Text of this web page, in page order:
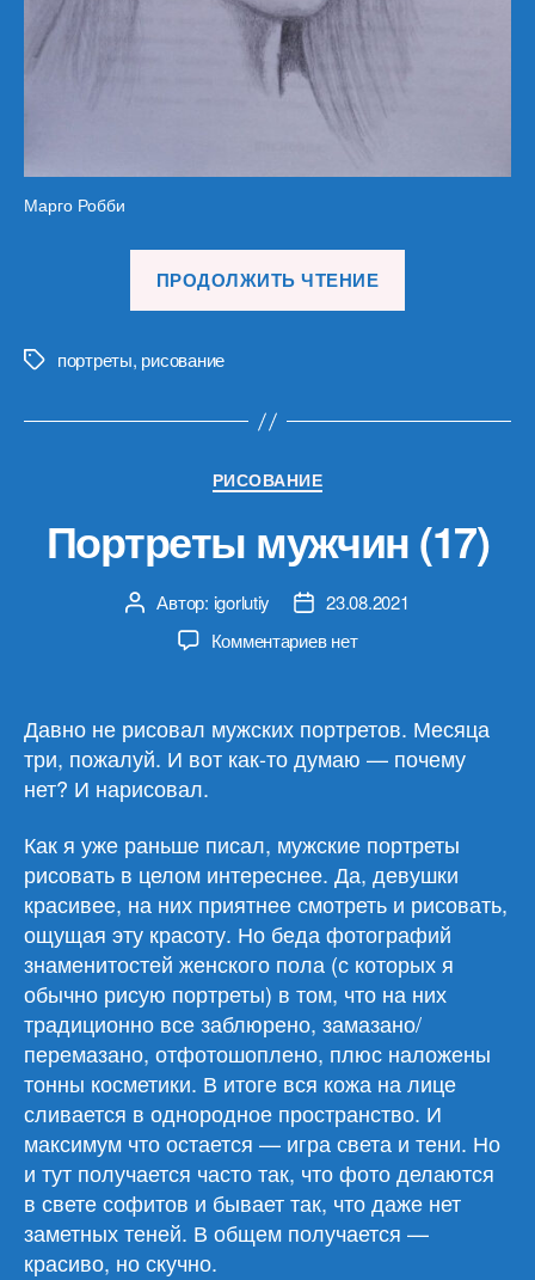
Марго Робби
ПРОДОЛЖИТЬ ЧТЕНИЕ
Меткипортреты, рисование
Рубрики
РИСОВАНИЕ
Портреты мужчин (17)
Автор
записи
Автор: igorlutiy
Дата23.08.2021
Комментариевк
(17)
нет
Давно не рисовал мужских портретов. Месяца
три, пожалуй. И вот как-то думаю — почему
нет? И нарисовал.
Как я уже раньше писал, мужские портреты
рисовать в целом интереснее. Да, девушки
красивее, на них приятнее смотреть и рисовать,
ощущая эту красоту. Но беда фотографий
знаменитостей женского пола (с которых я
обычно рисую портреты) в том, что на них
традиционно все заблюрено, замазано/
перемазано, отфотошоплено, плюс наложены
тонны косметики. В итоге вся кожа на лице
сливается в однородное пространство. И
максимум что остается — игра света и тени. Но
и тут получается часто так, что фото делаются
в свете софитов и бывает так, что даже нет
заметных теней. В общем получается —
красиво, но скучно.